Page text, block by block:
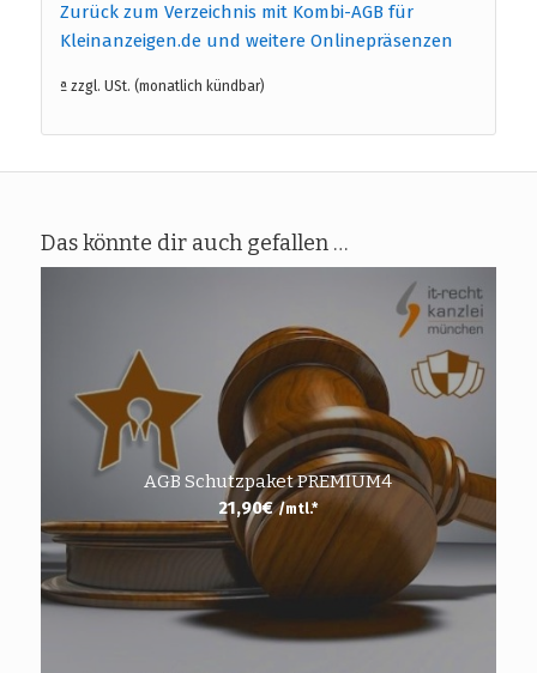
Zurück zum Verzeichnis mit Kombi-AGB für
Kleinanzeigen.de und weitere Onlinepräsenzen
ª zzgl. USt. (monatlich kündbar)
Das könnte dir auch gefallen …
AGB Schutzpaket PREMIUM4
21,90€ /mtl.*